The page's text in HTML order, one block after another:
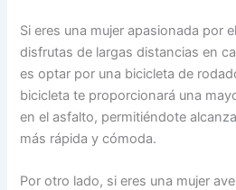
Si eres una mujer apasionada por
disfrutas de largas distancias en
es optar por una bicicleta de
bicicleta te proporcionará una
en el asfalto, permitiéndote
más rápida y cómoda.
Por otro lado, si eres una mujer